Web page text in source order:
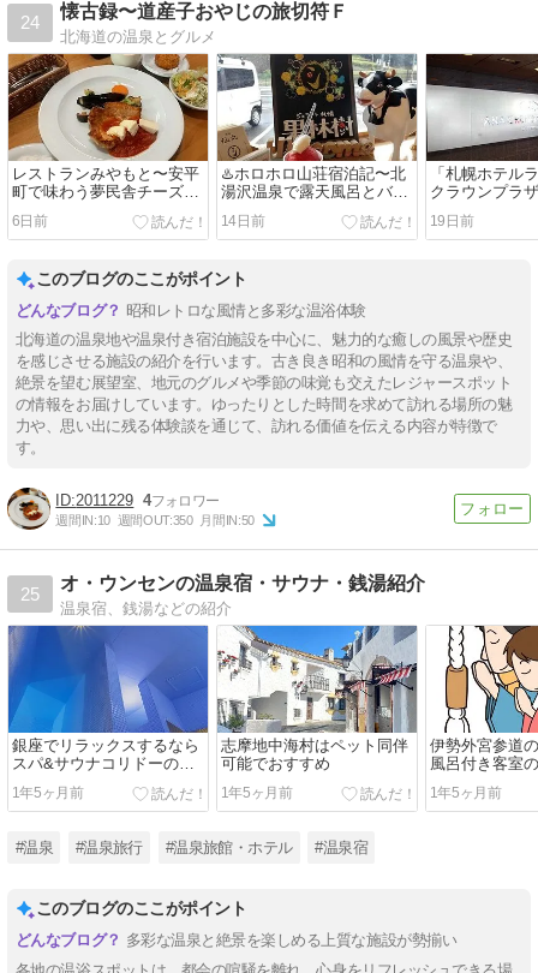
24
懐古録〜道産子おやじの旅切符Ｆ
北海道の温泉とグルメ
レストランみやもと〜安平
町で味わう夢民舎チーズの
絶品グルメ
6日前
♨️ホロホロ山荘宿泊記〜北
湯沢温泉で露天風呂とバイ
キングの満喫旅
14日前
「札幌ホテル
クラウンプラ
MEMで優雅な
19日前
このブログのここがポイント
昭和レトロな風情と多彩な温浴体験
北海道の温泉地や温泉付き宿泊施設を中心に、魅力的な癒しの風景や歴史
を感じさせる施設の紹介を行います。古き良き昭和の風情を守る温泉や、
絶景を望む展望室、地元のグルメや季節の味覚も交えたレジャースポット
の情報をお届けしています。ゆったりとした時間を求めて訪れる場所の魅
力や、思い出に残る体験談を通じて、訪れる価値を伝える内容が特徴で
す。
2011229 4
週間IN:10 週間OUT:350 月間IN:50
25
オ・ウンセンの温泉宿・サウナ・銭湯紹介
温泉宿、銭湯などの紹介
銀座でリラックスするなら
スパ&サウナコリドーの湯
がおすすめ
1年5ヶ月前
志摩地中海村はペット同伴
可能でおすすめ
1年5ヶ月前
伊勢外宮参道
風呂付き客室
1年5ヶ月前
#温泉 #温泉旅行 #温泉旅館・ホテル #温泉宿
このブログのここがポイント
多彩な温泉と絶景を楽しめる上質な施設が勢揃い